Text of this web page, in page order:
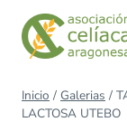
Saltar
contenido
Inicio / Galerias /
LACTOSA UTEBO